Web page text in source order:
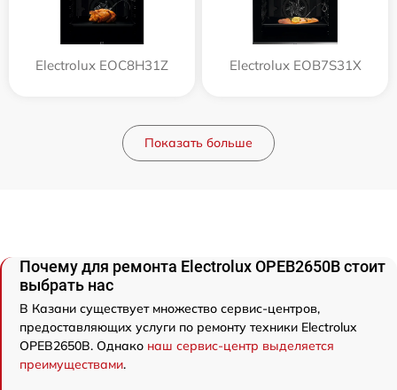
Electrolux EOC8H31Z Electrolux EOB7S31X
Показать больше
Почему для ремонта Electrolux OPEB2650B стоит
выбрать нас
В Казани существует множество сервис-центров,
предоставляющих услуги по ремонту техники Electrolux
OPEB2650B. Однако наш сервис-центр выделяется
преимуществами.